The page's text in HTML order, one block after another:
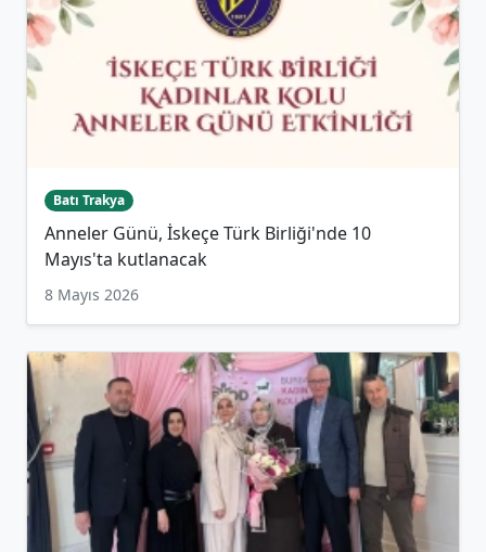
Batı Trakya
Anneler Günü, İskeçe Türk Birliği'nde 10
Mayıs'ta kutlanacak
8 Mayıs 2026